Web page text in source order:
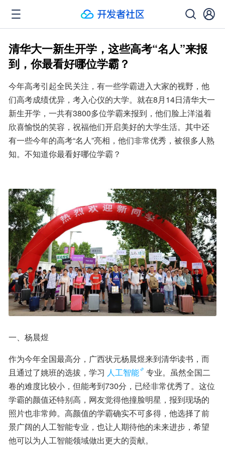
清华大一新生开学，这些高考“名人”来报
到，你最看好哪位学霸？
今年高考引起全民关注，有一些学霸进入大家的视野，他
们高考成绩优异，考入心仪的大学。就在8月14日清华大一
新生开学，一共有3800多位学霸来报到，他们脸上洋溢着
欣喜愉悦的笑容，祝福他们开启美好的大学生活。其中还
有一些今年的高考“名人”亮相，他们非常优秀，被很多人熟
知。不知道你最看好哪位学霸？
一、杨晨煜
作为今年全国最高分，广西状元杨晨煜来到清华读书，而
且通过了姚班的选拔，学习 人工智能
专业。虽然全国二
卷的难度比较小，但能考到730分，已经非常优秀了。这位
学霸的颜值还特别高，网友觉得他撞脸明星，报到现场的
照片也非常帅。高颜值的学霸确实不可多得，他选择了前
景广阔的人工智能专业，也让人期待他的未来进步，希望
他可以为人工智能领域做出更大的贡献。